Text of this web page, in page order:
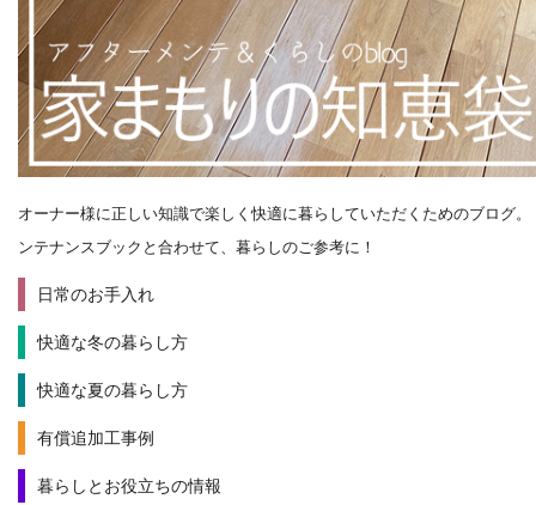
オーナー様に正しい知識で楽しく快適に暮らしていただくためのブログ。
ンテナンスブックと合わせて、暮らしのご参考に！
日常のお手入れ
快適な冬の暮らし方
快適な夏の暮らし方
有償追加工事例
暮らしとお役立ちの情報